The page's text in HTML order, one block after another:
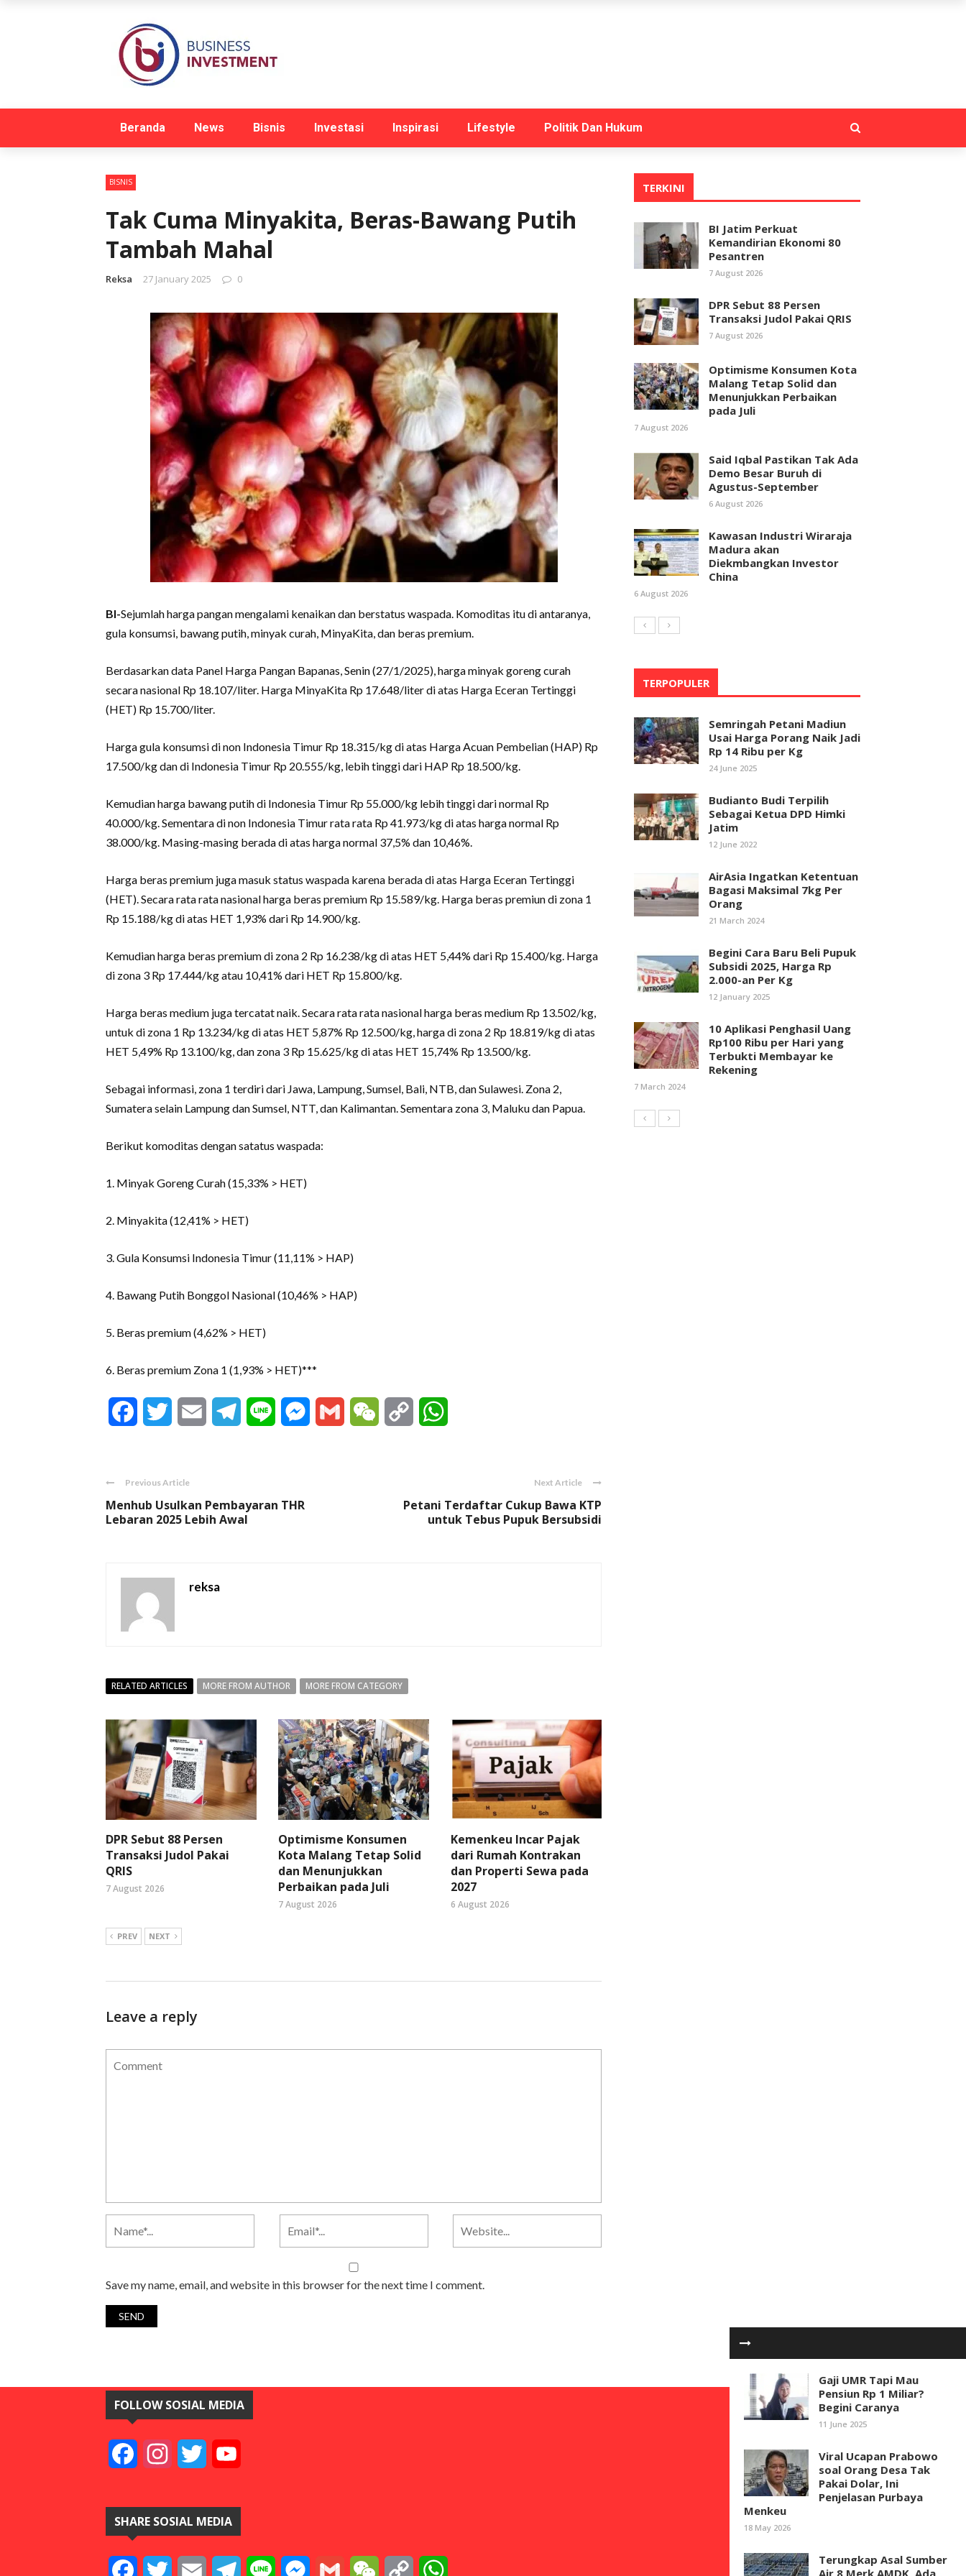
Beranda News Bisnis Investasi Inspirasi Lifestyle Politik Dan Hukum
BISNIS
Tak Cuma Minyakita, Beras-Bawang Putih
Tambah Mahal
Reksa 27 January 2025 0
BI-Sejumlah harga pangan mengalami kenaikan dan berstatus waspada. Komoditas itu di antaranya,
gula konsumsi, bawang putih, minyak curah, MinyaKita, dan beras premium.
Berdasarkan data Panel Harga Pangan Bapanas, Senin (27/1/2025), harga minyak goreng curah
secara nasional Rp 18.107/liter. Harga MinyaKita Rp 17.648/liter di atas Harga Eceran Tertinggi
(HET) Rp 15.700/liter.
Harga gula konsumsi di non Indonesia Timur Rp 18.315/kg di atas Harga Acuan Pembelian (HAP) Rp
17.500/kg dan di Indonesia Timur Rp 20.555/kg, lebih tinggi dari HAP Rp 18.500/kg.
Kemudian harga bawang putih di Indonesia Timur Rp 55.000/kg lebih tinggi dari normal Rp
40.000/kg. Sementara di non Indonesia Timur rata rata Rp 41.973/kg di atas harga normal Rp
38.000/kg. Masing-masing berada di atas harga normal 37,5% dan 10,46%.
Harga beras premium juga masuk status waspada karena berada di atas Harga Eceran Tertinggi
(HET). Secara rata rata nasional harga beras premium Rp 15.589/kg. Harga beras premiun di zona 1
Rp 15.188/kg di atas HET 1,93% dari Rp 14.900/kg.
Kemudian harga beras premium di zona 2 Rp 16.238/kg di atas HET 5,44% dari Rp 15.400/kg. Harga
di zona 3 Rp 17.444/kg atau 10,41% dari HET Rp 15.800/kg.
Harga beras medium juga tercatat naik. Secara rata rata nasional harga beras medium Rp 13.502/kg,
untuk di zona 1 Rp 13.234/kg di atas HET 5,87% Rp 12.500/kg, harga di zona 2 Rp 18.819/kg di atas
HET 5,49% Rp 13.100/kg, dan zona 3 Rp 15.625/kg di atas HET 15,74% Rp 13.500/kg.
Sebagai informasi, zona 1 terdiri dari Jawa, Lampung, Sumsel, Bali, NTB, dan Sulawesi. Zona 2,
Sumatera selain Lampung dan Sumsel, NTT, dan Kalimantan. Sementara zona 3, Maluku dan Papua.
Berikut komoditas dengan satatus waspada:
1. Minyak Goreng Curah (15,33% > HET)
2. Minyakita (12,41% > HET)
3. Gula Konsumsi Indonesia Timur (11,11% > HAP)
4. Bawang Putih Bonggol Nasional (10,46% > HAP)
5. Beras premium (4,62% > HET)
6. Beras premium Zona 1 (1,93% > HET)***
FacebookTwitter Email Telegram
Line Messenger
Gmail WeChat Copy
Previous Article
Menhub Usulkan Pembayaran THR
Lebaran 2025 Lebih Awal
Next Article
Petani Terdaftar Cukup Bawa KTP
untuk Tebus Pupuk Bersubsidi
reksa
RELATED ARTICLES MORE FROM AUTHOR MORE FROM CATEGORY
DPR Sebut 88 Persen
Transaksi Judol Pakai
QRIS
7 August 2026
Optimisme Konsumen
Kota Malang Tetap Solid
dan Menunjukkan
Perbaikan pada Juli
7 August 2026
Kemenkeu Incar Pajak
dari Rumah Kontrakan
dan Properti Sewa pada
2027
6 August 2026
PREV NEXT
Leave a reply
Save my name, email, and website in this browser for the next time I comment.
Gaji UMR Tapi Mau
Pensiun Rp 1 Miliar?
Begini Caranya
11 June 2025
Viral Ucapan Prabowo
soal Orang Desa Tak
Pakai Dolar, Ini
Penjelasan Purbaya
Menkeu
18 May 2026
Terungkap Asal Sumber
Air 8 Merk AMDK, Ada
TERKINI
BI Jatim Perkuat
Kemandirian Ekonomi 80
Pesantren
7 August 2026
DPR Sebut 88 Persen
Transaksi Judol Pakai QRIS
7 August 2026
Optimisme Konsumen Kota
Malang Tetap Solid dan
Menunjukkan Perbaikan
pada Juli
7 August 2026
Said Iqbal Pastikan Tak Ada
Demo Besar Buruh di
Agustus-September
6 August 2026
Kawasan Industri Wiraraja
Madura akan
Diekmbangkan Investor
China
6 August 2026
TERPOPULER
Semringah Petani Madiun
Usai Harga Porang Naik Jadi
Rp 14 Ribu per Kg
24 June 2025
Budianto Budi Terpilih
Sebagai Ketua DPD Himki
Jatim
12 June 2022
AirAsia Ingatkan Ketentuan
Bagasi Maksimal 7kg Per
Orang
21 March 2024
Begini Cara Baru Beli Pupuk
Subsidi 2025, Harga Rp
2.000-an Per Kg
12 January 2025
10 Aplikasi Penghasil Uang
Rp100 Ribu per Hari yang
Terbukti Membayar ke
Rekening
7 March 2024
FOLLOW SOSIAL MEDIA
FacebookInstagramTwitter
SHARE SOSIAL MEDIA
FacebookTwitter Email TelegramLine Messenger
Gmail WeChat Copy